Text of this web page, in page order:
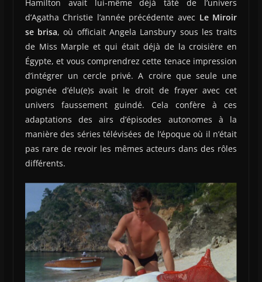
Hamilton avait lui-même déjà tâté de l’univers
d’Agatha Christie l’année précédente avec Le Miroir
se brisa, où officiait Angela Lansbury sous les traits
de Miss Marple et qui était déjà de la croisière en
Égypte, et vous comprendrez cette tenace impression
d’intégrer un cercle privé. A croire que seule une
poignée d’élu(e)s avait le droit de frayer avec cet
univers faussement guindé. Cela confère à ces
adaptations des airs d’épisodes autonomes à la
manière des séries télévisées de l’époque où il n’était
pas rare de revoir les mêmes acteurs dans des rôles
différents.